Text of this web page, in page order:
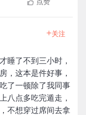
点赞
+关注
睡了不到三小时，
，这本是件好事，
了一顿除了我同事
八点多吃完遁走，
不想穿过席间去拿